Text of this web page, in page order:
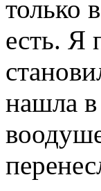
только
есть. Я
нашла в